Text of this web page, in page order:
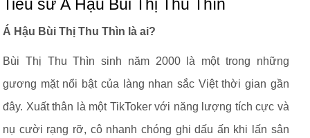
Tiểu sử Á Hậu Bùi Thị Thu Thìn
Á Hậu Bùi Thị Thu Thìn là ai?
Bùi Thị Thu Thìn sinh năm 2000 là một trong những
gương mặt nổi bật của làng nhan sắc Việt thời gian gần
đây. Xuất thân là một TikToker với năng lượng tích cực và
nụ cười rạng rỡ, cô nhanh chóng ghi dấu ấn khi lấn sân